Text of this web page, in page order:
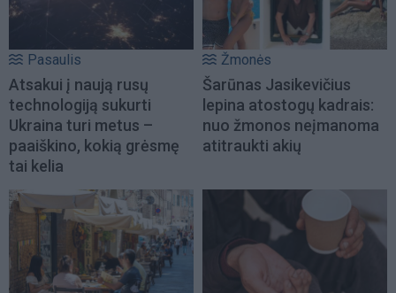
Pasaulis
Atsakui į naują rusų
technologiją sukurti
Ukraina turi metus –
paaiškino, kokią grėsmę
tai kelia
Žmonės
Šarūnas Jasikevičius
lepina atostogų kadrais:
nuo žmonos neįmanoma
atitraukti akių